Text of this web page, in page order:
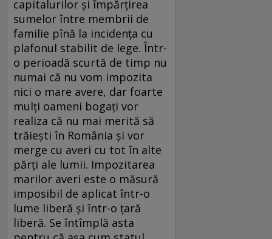
capitalurilor şi împărţirea
sumelor între membrii de
familie pînă la incidenţa cu
plafonul stabilit de lege. Într-
o perioadă scurtă de timp nu
numai că nu vom impozita
nici o mare avere, dar foarte
mulţi oameni bogaţi vor
realiza că nu mai merită să
trăieşti în România şi vor
merge cu averi cu tot în alte
părţi ale lumii. Impozitarea
marilor averi este o măsură
imposibil de aplicat într-o
lume liberă şi într-o ţară
liberă. Se întîmplă asta